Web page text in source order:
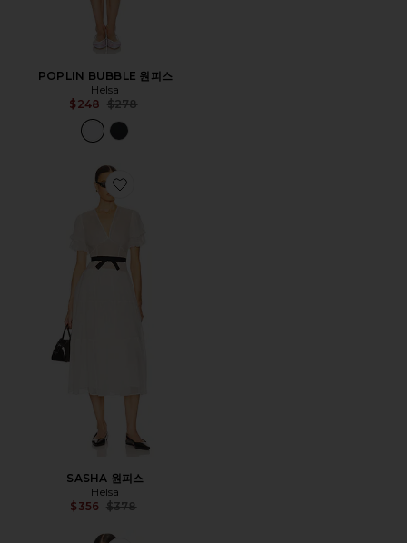
POPLIN BUBBLE 원피스
Helsa
$248 Previous price:
$278
Favorite SASHA 원피스
SASHA 원피스
Helsa
$356 Previous price:
$378